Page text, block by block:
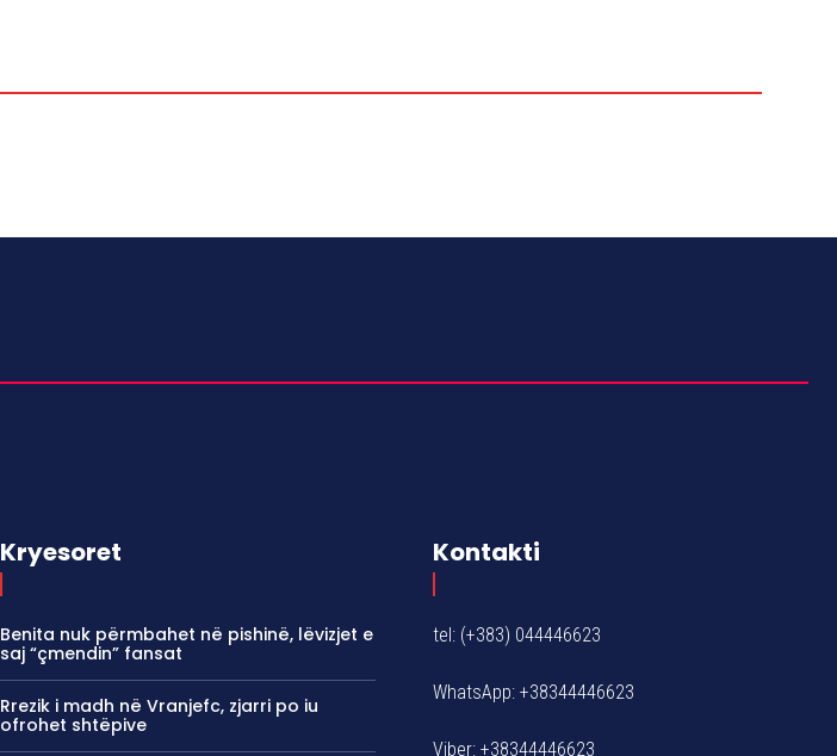
Kryesoret
Benita nuk përmbahet në pishinë, lëvizjet e
saj “çmendin” fansat
Rrezik i madh në Vranjefc, zjarri po iu
ofrohet shtëpive
Kontakti
tel: (+383) 044446623
WhatsApp: +38344446623
Viber: +38344446623